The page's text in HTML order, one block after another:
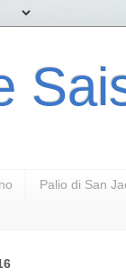
Palio di San